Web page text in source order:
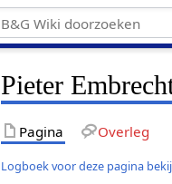
Pieter
Pagina Overleg
Logboek voor deze pagina